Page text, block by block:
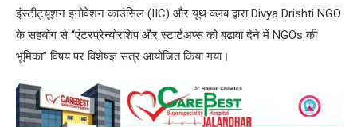
इंस्टीट्यूशन इनोवेशन काउंसिल (IIC) और यूथ क्लब द्वारा Divya Drishti NGO
के सहयोग से “एंटरप्रेन्योरशिप और स्टार्टअप्स को बढ़ावा देने में NGOs की
भूमिका” विषय पर विशेषज्ञ सत्र आयोजित किया गया।